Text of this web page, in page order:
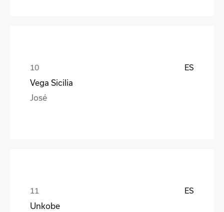
ES
Vega Sicilia
José
ES
Unkobe